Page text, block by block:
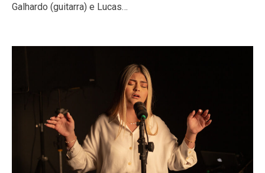
Galhardo (guitarra) e Lucas…